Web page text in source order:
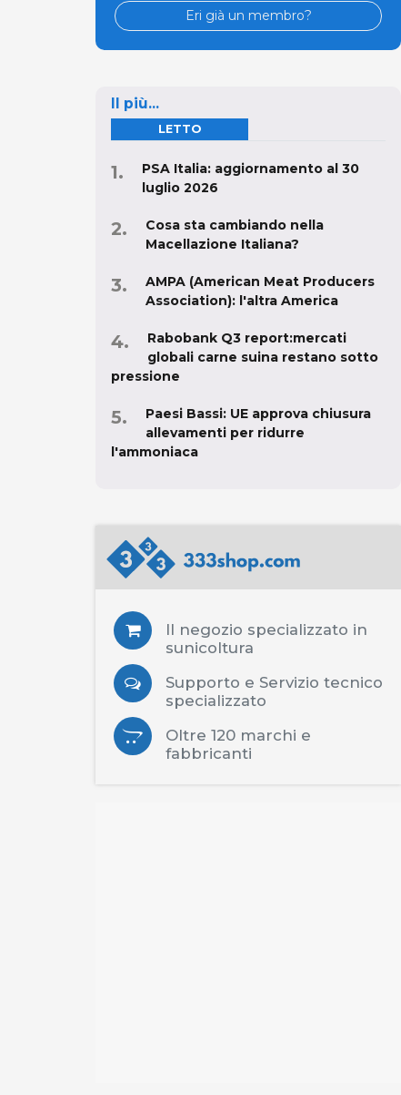
Eri già un membro?
Il più...
LETTO
PSA Italia: aggiornamento al 30
luglio 2026
Cosa sta cambiando nella
Macellazione Italiana?
AMPA (American Meat Producers
Association): l'altra America
Rabobank Q3 report:mercati
globali carne suina restano sotto
pressione
Paesi Bassi: UE approva chiusura
allevamenti per ridurre
l'ammoniaca
Il negozio specializzato in
sunicoltura
Supporto e Servizio tecnico
specializzato
Oltre 120 marchi e
fabbricanti